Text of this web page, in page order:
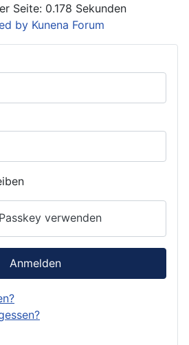
Seite: 0.178 Sekunden
by Kunena Forum
Passkey verwenden
Anmelden